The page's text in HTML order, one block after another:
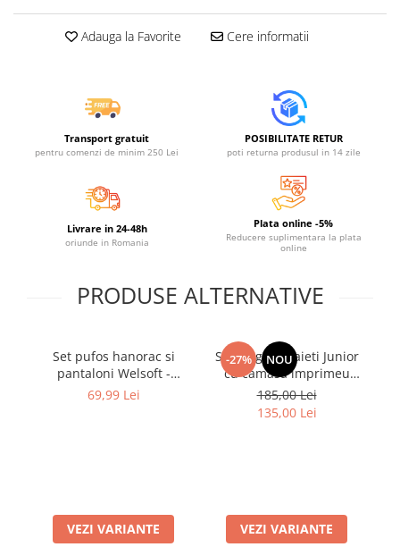
Trenulete Adauga la Favorite Cere informatii
Transport gratuit
pentru comenzi de minim 250 Lei
POSIBILITATE RETUR
poti returna produsul in 14 zile
Livrare in 24-48h
oriunde in Romania
Plata online -5%
Reducere suplimentara la plata
online
PRODUSE ALTERNATIVE
Set pufos hanorac si
pantaloni Welsoft -
Orange
69,99 Lei
VEZI VARIANTE
-27% NOU
Set elegant baieti Junior
cu camasa imprimeu
palmieri, tricou si
bermude
185,00 Lei
135,00 Lei
VEZI VARIANTE